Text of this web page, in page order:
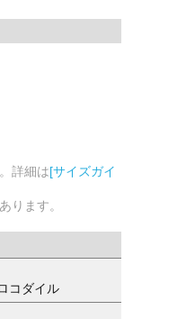
詳細は[サイズガイ
ります。
コダイル